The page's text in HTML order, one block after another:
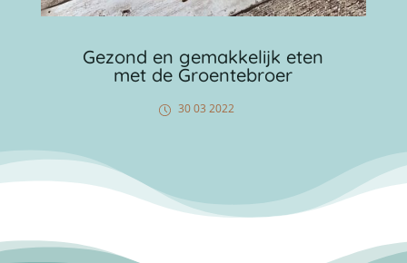
Gezond en gemakkelijk eten
met de Groentebroer
30 03 2022